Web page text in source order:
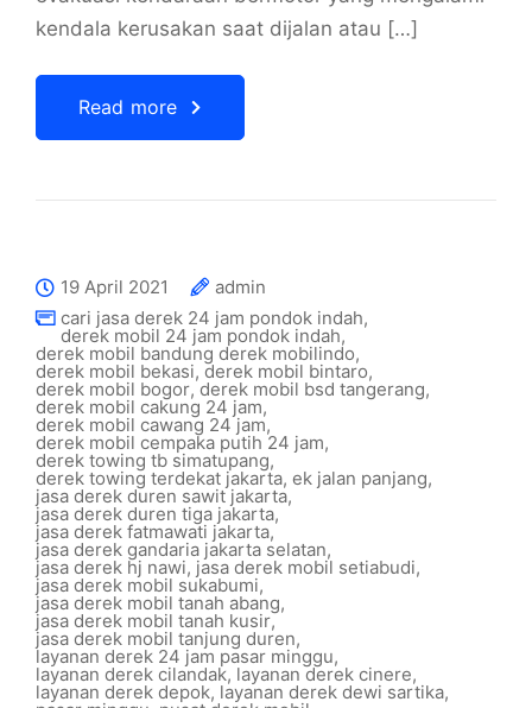
kendala kerusakan saat dijalan atau […]
Read more
19 April 2021
admin
cari jasa derek 24 jam pondok indah,
derek mobil 24 jam pondok indah,
derek mobil bandung derek mobilindo,
derek mobil bekasi, derek mobil bintaro,
derek mobil bogor,derek mobil bsd tangerang,
derek mobil cakung 24 jam,
derek mobil cawang 24 jam,
derek mobil cempaka putih 24 jam,
derek towing tb simatupang,
derek towing terdekat jakarta, ek jalan panjang,
jasa derek duren sawit jakarta,
jasa derek duren tiga jakarta,
jasa derek fatmawati jakarta,
jasa derek gandaria jakarta selatan,
jasa derek hj nawi, jasa derek mobil setiabudi,
jasa derek mobil sukabumi,
jasa derek mobil tanah abang,
jasa derek mobil tanah kusir,
jasa derek mobil tanjung duren,
layanan derek 24 jam pasar minggu,
layanan derek cilandak, layanan derek cinere,
layanan derek depok, layanan derek dewi sartika,